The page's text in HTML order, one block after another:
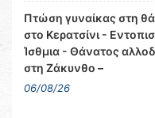
Πτώση γυναίκας στη
στο Κερατσίνι -
Ίσθμια - Θάνατος
στη Ζάκυνθο –
06/08/26